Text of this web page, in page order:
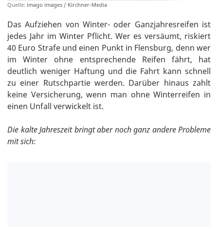
Quelle: imago images / Kirchner-Media
Das Aufziehen von Winter- oder Ganzjahresreifen ist
jedes Jahr im Winter Pflicht. Wer es versäumt, riskiert
40 Euro Strafe und einen Punkt in Flensburg, denn wer
im Winter ohne entsprechende Reifen fährt, hat
deutlich weniger Haftung und die Fahrt kann schnell
zu einer Rutschpartie werden. Darüber hinaus zahlt
keine Versicherung, wenn man ohne Winterreifen in
einen Unfall verwickelt ist.
Die kalte Jahreszeit bringt aber noch ganz andere Probleme
mit sich: